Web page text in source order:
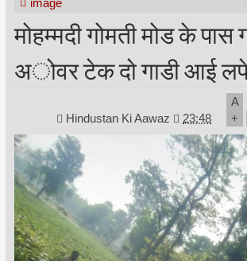
image
मोहम्मदी गोमती मोड के पास
अोवर टेक दो गाडी आई
Hindustan Ki Aawaz 23:48
A
+